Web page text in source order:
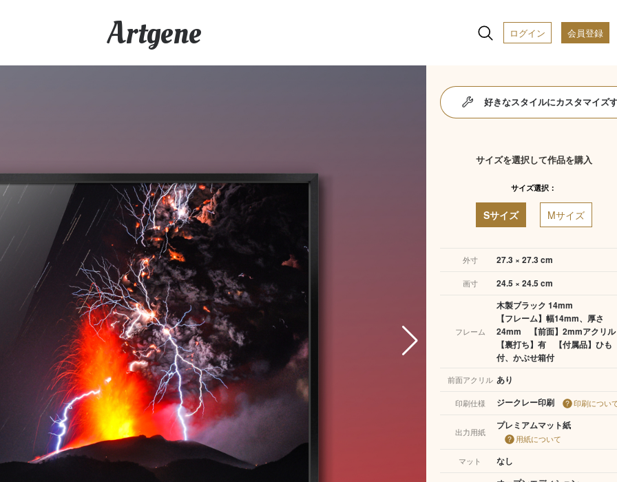
Artgene ログイン 会員登録
好きなスタイルにカスタマイズ
サイズを選択して作品を購入
サイズ選択：
Sサイズ Mサイズ
外寸 27.3 × 27.3 cm
画寸 24.5 × 24.5 cm
フレーム
木製ブラック 14mm
【フレーム】幅14mm、厚さ
24mm 【前面】2mmアクリ
【裏打ち】有 【付属品】ひも
付、かぶせ箱付
前面アクリル あり
印刷仕様 ジークレー印刷 印刷につい
出力用紙
プレミアムマット紙
用紙について
マット
なし